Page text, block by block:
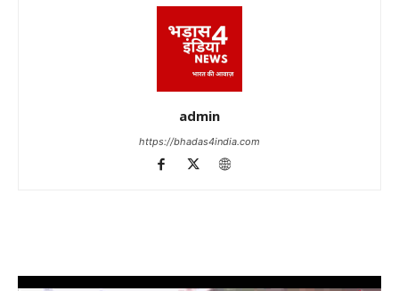
admin
https://bhadas4india.com